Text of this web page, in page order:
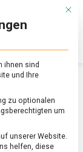
Mit
ihnen sind
und Ihre
zu optionalen
um
unserer Website.
helfen, diese